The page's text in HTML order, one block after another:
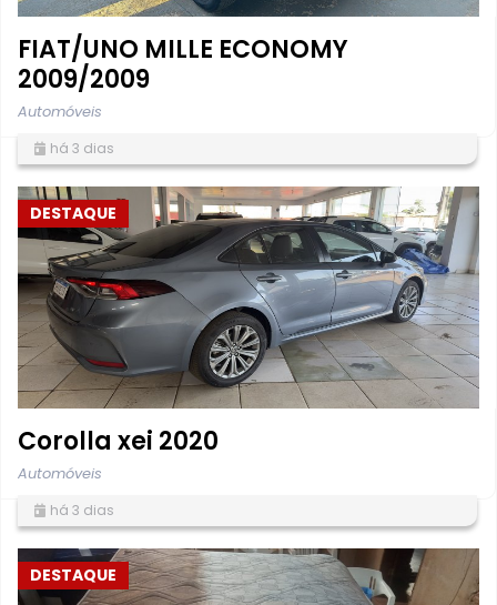
FIAT/UNO MILLE ECONOMY
2009/2009
Automóveis
há 3 dias
DESTAQUE
Corolla xei 2020
Automóveis
há 3 dias
DESTAQUE